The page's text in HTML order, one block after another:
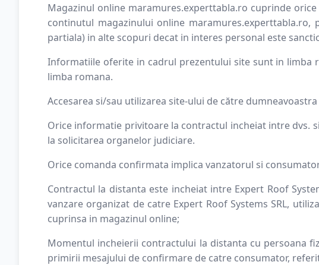
Magazinul online maramures.experttabla.ro cuprinde
continutul magazinului online maramures.experttabla.ro,
partiala) in alte scopuri decat in interes personal este
Informatiile oferite in cadrul prezentului site sunt in limba
limba romana.
Accesarea si/sau utilizarea site-ului de către
Orice informatie privitoare la contractul incheiat intre dvs.
la solicitarea organelor judiciare.
Orice comanda confirmata implica vanzatorul si
Contractul la distanta este incheiat intre Expert Roof
vanzare organizat de catre Expert Roof Systems SRL,
cuprinsa in magazinul online;
Momentul incheierii contractului la distanta cu persoana
primirii mesajului de confirmare de catre consumator,